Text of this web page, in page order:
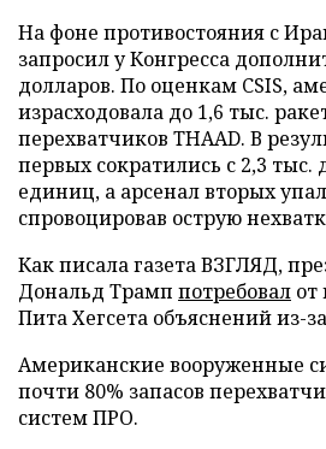
На фоне противостояния с
запросил у Конгресса
долларов. По оценкам CSIS,
израсходовала до 1,6 тыс.
перехватчиков THAAD. В
первых сократились с 2,3 тыс.
единиц, а арсенал вторых
спровоцировав острую
Как писала газета ВЗГЛЯД,
Дональд Трамп потребовал от
Пита Хегсета объяснений из-
Американские вооруженные
почти 80% запасов
систем ПРО.